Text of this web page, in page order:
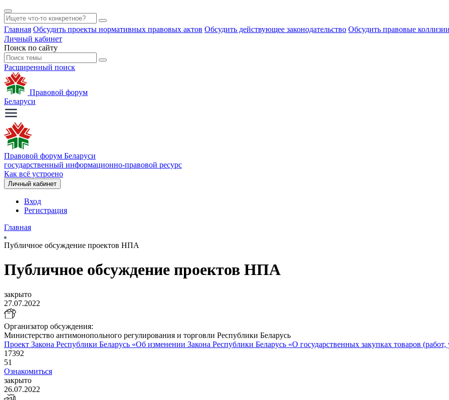
Главная Обсудить проекты нормативных правовых актов Обсудить действующее законодательство Обсудить правовые
Личный кабинет
Поиск по сайту
Расширенный поиск
Правовой форум
Беларуси
Правовой форум Беларуси
государственный информационно-правовой ресурс
Как всё устроено
Личный кабинет
Вход
Регистрация
Главная
Публичное обсуждение проектов НПА
Публичное обсуждение проектов НПА
закрыто
27.07.2022
Организатор обсуждения:
Министерство антимонопольного регулирования и торговли Республики Беларусь
Проект Закона Республики Беларусь «Об изменении Закона Республики Беларусь «О государственных закупках товаров (работ,
17392
51
Ознакомиться
закрыто
26.07.2022